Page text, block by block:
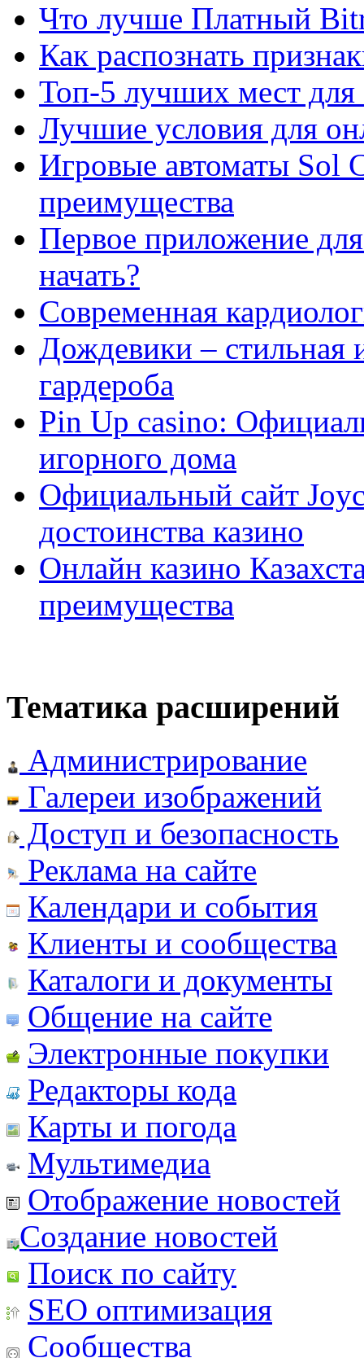
Что лучше Платный
Как распознать
Топ-5 лучших мест для
Лучшие условия для
Игровые автоматы Sol
преимущества
Первое приложение
начать?
Современная
Дождевики – стильная
гардероба
Pin Up casino:
игорного дома
Официальный сайт
достоинства казино
Онлайн казино
преимущества
Тематика расширений
Администрирование
Галереи изображений
Доступ и безопасность
Реклама на сайте
Календари и события
Клиенты и сообщества
Каталоги и документы
Общение на сайте
Электронные покупки
Редакторы кода
Карты и погода
Мультимедиа
Отображение новостей
Создание новостей
Поиск по сайту
SEO оптимизация
Сообщества